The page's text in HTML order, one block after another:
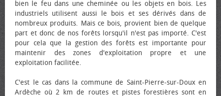
bien le feu dans une cheminée ou les objets en bois. Les
industriels utilisent aussi le bois et ses dérivés dans de
nombreux produits. Mais ce bois, provient bien de quelque
part et donc de nos forêts lorsqu'il n'est pas importé. C'est
pour cela que la gestion des forêts est importante pour
maintenir des zones d'exploitation propre et une
exploitation facilitée.
C'est le cas dans la commune de Saint-Pierre-sur-Doux en
Ardèche où 2 km de routes et pistes forestières sont en